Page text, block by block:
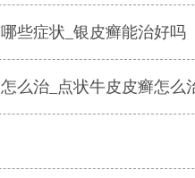
些症状_银皮癣能治好吗
么治_点状牛皮皮癣怎么